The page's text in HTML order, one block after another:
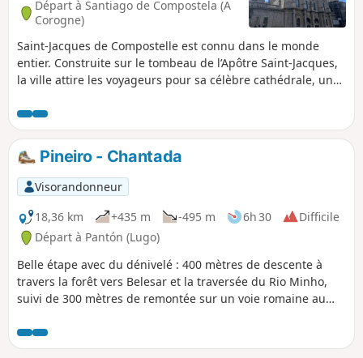
Départ à Santiago de Compostela (A
Corogne)
Saint-Jacques de Compostelle est connu dans le monde
entier. Construite sur le tombeau de l’Apôtre Saint-Jacques,
la ville attire les voyageurs pour sa célèbre cathédrale, un
souffle et qui conserve une multitude de reliques. Mais la
ville de Santiago recèle bien d'autres monuments tout
autant grandioses. Chaque année, c’est plus de trois
millions de visiteurs qui viennent déambuler dans les
quartiers de la ville dont l’architecture romane, gothique,
baroque en font une vraie particularité.
Pineiro - Chantada
Visorandonneur
18,36 km
+435 m -495 m 6h 30
Difficile
Départ à Pantón (Lugo)
Belle étape avec du dénivelé : 400 mètres de descente à
travers la forêt vers Belesar et la traversée du Rio Minho,
suivi de 300 mètres de remontée sur un voie romaine au